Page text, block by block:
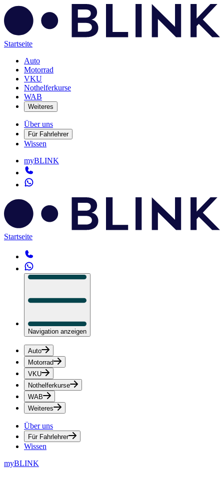
Startseite
Auto
Motorrad
VKU
Nothelferkurse
WAB
Weiteres
Über uns
Für Fahrlehrer
Wissen
myBLINK
Startseite
Navigation anzeigen
Auto
Motorrad
VKU
Nothelferkurse
WAB
Weiteres
Über uns
Für Fahrlehrer
Wissen
myBLINK